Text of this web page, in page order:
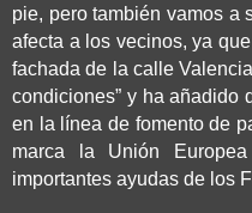
pie, pero también vamos a
afecta a los vecinos, ya
fachada de la calle
condiciones” y ha añadido
en la línea de fomento de
marca la Unión
importantes ayudas de los